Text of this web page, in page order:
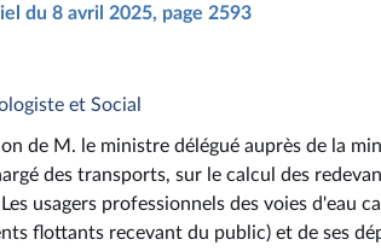
du 8 avril 2025, page 2593
et Social
de M. le ministre délégué auprès de la
des transports, sur le calcul des
usagers professionnels des voies d'eau
flottants recevant du public) et de ses